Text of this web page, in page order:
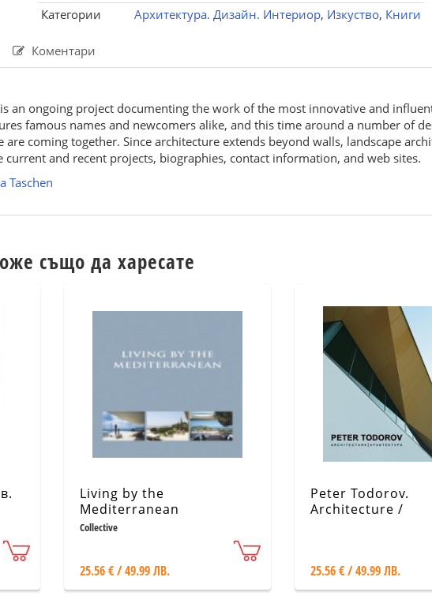
Категории
Архитектура. Дизайн. Интериор, Изкуство, Книги
Коментари
an ongoing project documenting the work of the most innovative and
famous names and newcomers alike, and this time around a number of
coming together. Since architecture extends beyond walls, landscape
current and recent projects, biographies, contact information, and web sites.
Taschen
също да харесате
Living by the
Mediterranean
Collective
25.56 € / 49.99 ЛВ.
Peter Todorov.
Architecture /
25.56 € / 49.99 ЛВ.